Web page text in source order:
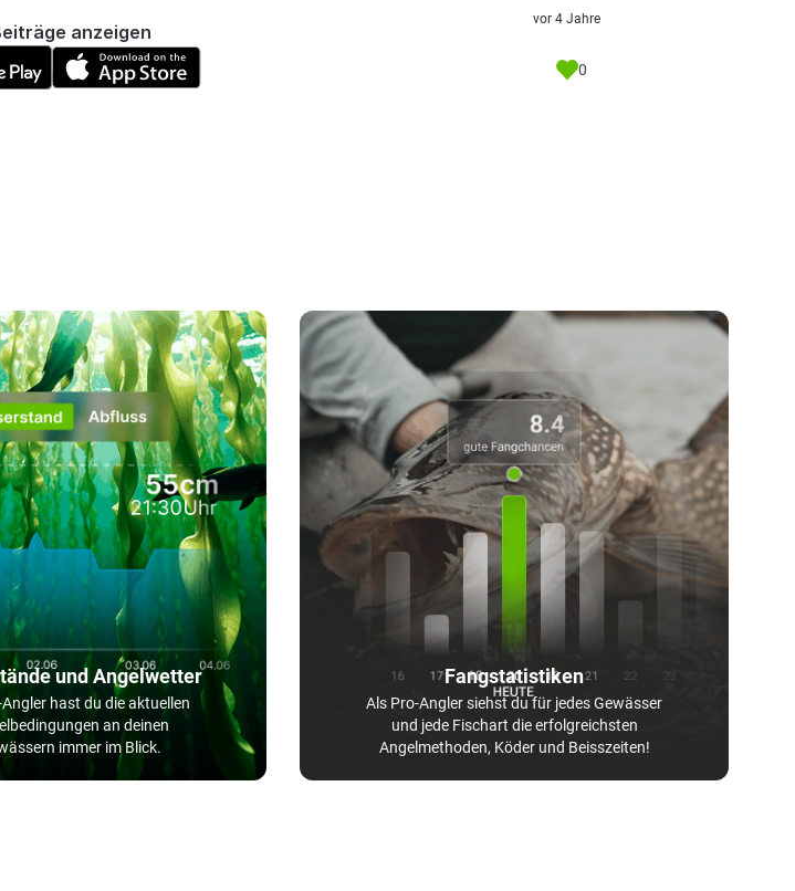
folgt?
vor 4 Jahre
0
anzeigen
und Angelwetter
hast du die aktuellen
an deinen
immer im Blick.
Fangstatistiken
Als Pro-Angler siehst du für jedes Gewässer
und jede Fischart die erfolgreichsten
Angelmethoden, Köder und Beisszeiten!